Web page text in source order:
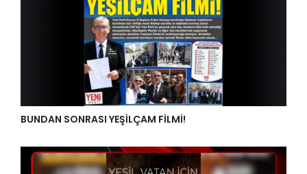
BUNDAN SONRASI YEŞİLÇAM FİLMİ!